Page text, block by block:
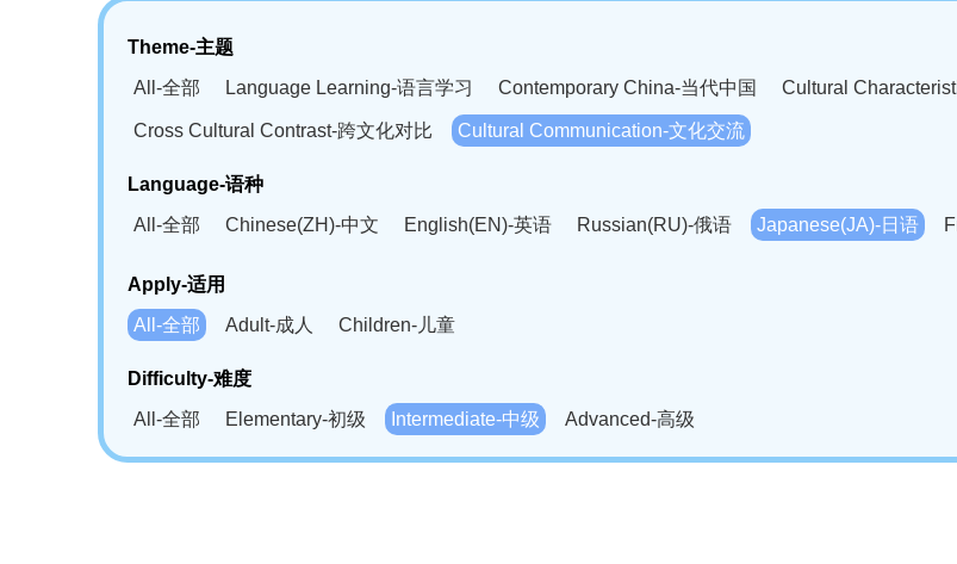
Theme-主题
All-全部
Language Learning-语言学习 Contemporary China-当代中国 Cultural
Cross Cultural Contrast-跨文化对比 Cultural Communication-文化交流
Language-语种
All-全部
Chinese(ZH)-中文 English(EN)-英语 Russian(RU)-俄语 Japanese(JA)-日语
Bahasa Melayu(MS)-马来语
Swahili(SW)-斯瓦西里语
Kampuchea(KH)-柬埔寨语
Apply-适用
All-全部
Adult-成人 Children-儿童
Difficulty-难度
All-全部
Elementary-初级 Intermediate-中级 Advanced-高级